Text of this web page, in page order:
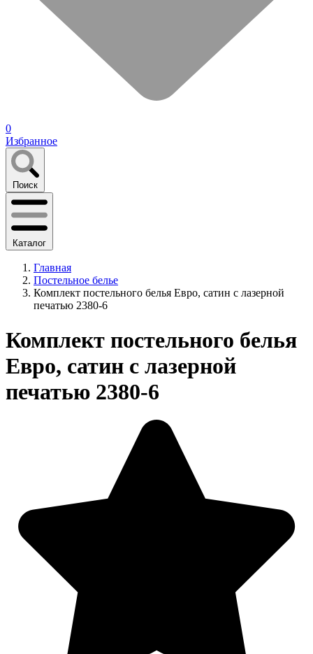
0
Избранное
Поиск
Каталог
Главная
Постельное белье
Комплект постельного белья Евро, сатин с лазерной
печатью 2380-6
Комплект постельного белья
Евро, сатин с лазерной
печатью 2380-6